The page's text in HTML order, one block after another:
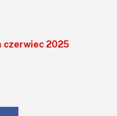
czerwiec 2025